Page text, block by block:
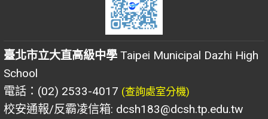
臺北市立大直高級中學 Taipei Municipal Dazhi High
School
電話：(02) 2533-4017 (查詢處室分機)
校安通報/反霸凌信箱: dcsh183@dcsh.tp.edu.tw